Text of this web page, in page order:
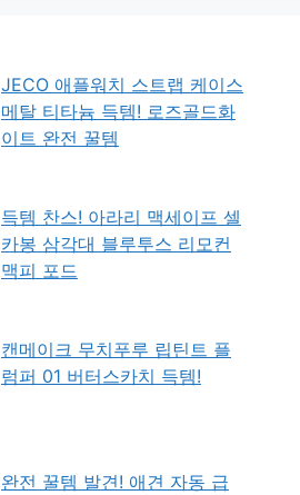
JECO 애플워치 스트랩 케이스
메탈 티타늄 득템! 로즈골드화
이트 완전 꿀템
득템 찬스! 아라리 맥세이프 셀
카봉 삼각대 블루투스 리모컨
맥피 포드
캔메이크 무치푸루 립틴트 플
럼퍼 01 버터스카치 득템!
완전 꿀템 발견! 애견 자동 급